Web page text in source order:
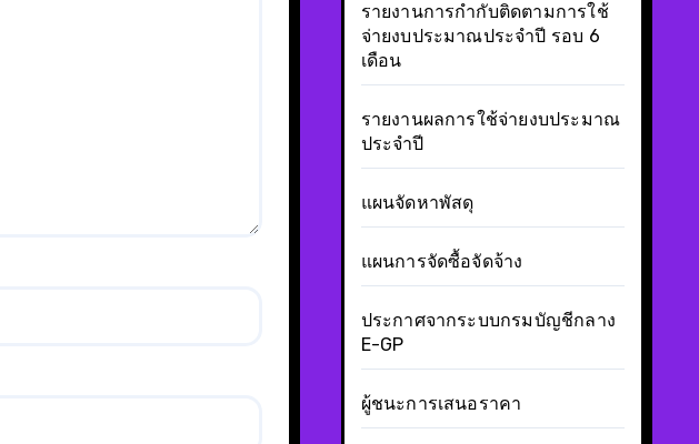
รายงานการกำกับติดตามการใช้
จ่ายงบประมาณประจำปี รอบ 6
เดือน
รายงานผลการใช้จ่ายงบประมาณ
ประจำปี
แผนจัดหาพัสดุ
แผนการจัดซื้อจัดจ้าง
ประกาศจากระบบกรมบัญชีกลาง
E-GP
ผู้ชนะการเสนอราคา